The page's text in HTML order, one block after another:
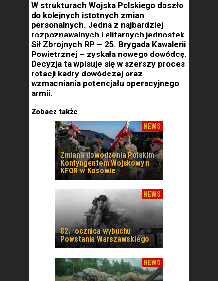
W strukturach Wojska Polskiego doszło
do kolejnych istotnych zmian
personalnych. Jedna z najbardziej
rozpoznawalnych i elitarnych jednostek
Sił Zbrojnych RP – 25. Brygada Kawalerii
Powietrznej – zyskała nowego dowódcę.
Decyzja ta wpisuje się w szerszy proces
rotacji kadry dowódczej oraz
wzmacniania potencjału operacyjnego
armii.
Zobacz także
NEWS
Zmiana dowodzenia Polskim
Kontyngentem Wojskowym
KFOR w Kosowie
NEWS
82. rocznica wybuchu
Powstania Warszawskiego
NEWS